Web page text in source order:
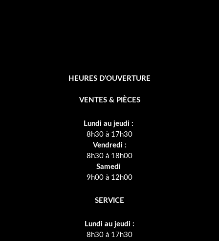
HEURES D’OUVERTURE
VENTES & PIÈCES
Lundi au jeudi :
8h30 à 17h30
Vendredi :
8h30 à 18h00
Samedi
9h00 à 12h00
SERVICE
Lundi au jeudi :
8h30 à 17h30